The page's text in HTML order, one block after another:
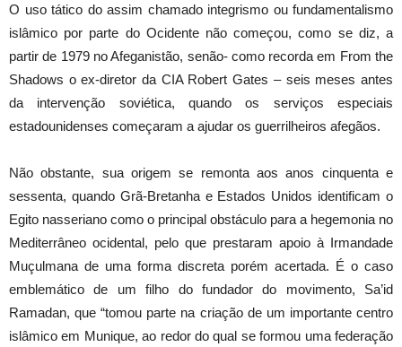
O uso tático do assim chamado integrismo ou fundamentalismo
islâmico por parte do Ocidente não começou, como se diz, a
partir de 1979 no Afeganistão, senão- como recorda em From the
Shadows o ex-diretor da CIA Robert Gates – seis meses antes
da intervenção soviética, quando os serviços especiais
estadounidenses começaram a ajudar os guerrilheiros afegãos.
Não obstante, sua origem se remonta aos anos cinquenta e
sessenta, quando Grã-Bretanha e Estados Unidos identificam o
Egito nasseriano como o principal obstáculo para a hegemonia no
Mediterrâneo ocidental, pelo que prestaram apoio à Irmandade
Muçulmana de uma forma discreta porém acertada. É o caso
emblemático de um filho do fundador do movimento, Sa’id
Ramadan, que “tomou parte na criação de um importante centro
islâmico em Munique, ao redor do qual se formou uma federação